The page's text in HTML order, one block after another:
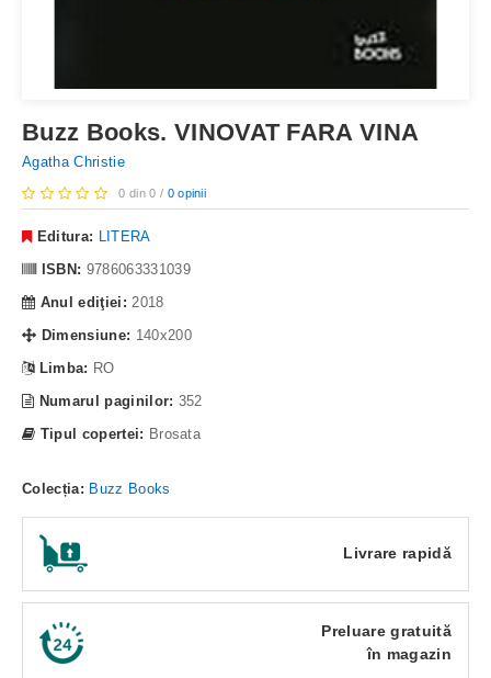
Buzz Books. VINOVAT FARA VINA
Agatha Christie
0 din 0 / 0 opinii
Editura: LITERA
ISBN: 9786063331039
Anul ediţiei: 2018
Dimensiune: 140x200
Limba: RO
Numarul paginilor: 352
Tipul copertei: Brosata
Colecția: Buzz Books
Livrare rapidă
Preluare gratuită
în magazin